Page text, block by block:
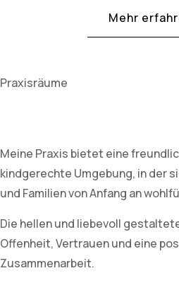
Mehr
Praxisräume
Meine Praxis bietet eine
kindgerechte Umgebung, in der
und Familien von Anfang an
Die hellen und liebevoll
Offenheit, Vertrauen und eine
Zusammenarbeit.